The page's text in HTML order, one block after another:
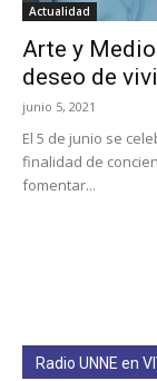
Actualidad
Arte y
deseo de
junio 5, 2021
El 5 de junio se
finalidad de
fomentar...
Radio UNNE en